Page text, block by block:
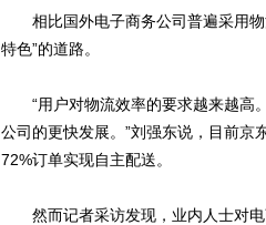
相比国外电子商务公司普遍采用物
特色”的道路。
“用户对物流效率的要求越来越高
公司的更快发展。”刘强东说，目前京
72%订单实现自主配送。
然而记者采访发现，业内人士对电